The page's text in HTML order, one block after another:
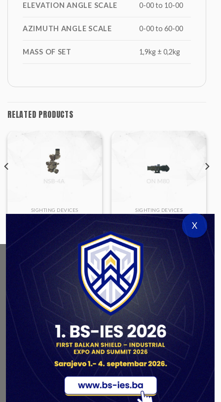
ELEVATION ANGLE SCALE 0-00 to 10-00
AZIMUTH ANGLE SCALE 0-00 to 60-00
MASS OF SET 1,9kg ± 0,2kg
RELATED PRODUCTS
SIGHTING DEVICES
NSB-4A
SIGHTING DEVICES
ON M80
ABOUT US
As a government authorized defense industry
concern,
Unis GROUP is the leading exporter of weapons
and military equipment in Bosnia and Herzegovina.
X